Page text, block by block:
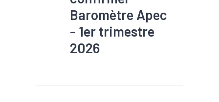
Baromètre Apec
- 1er trimestre
2026